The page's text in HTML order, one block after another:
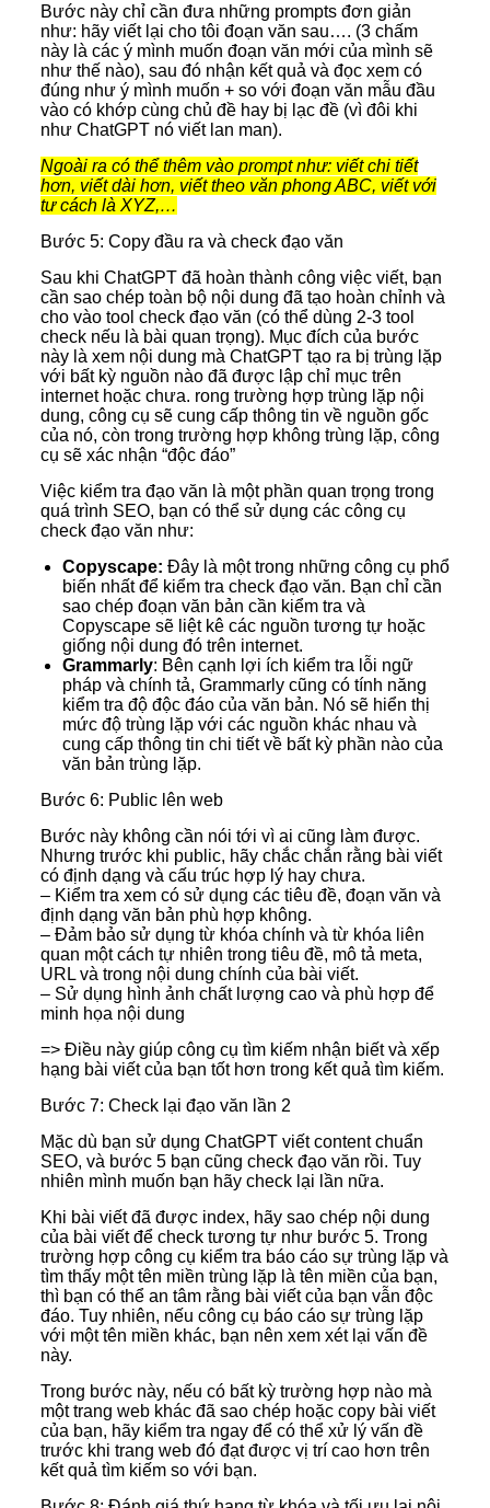
Bước này chỉ cần đưa những prompts đơn giản
như: hãy viết lại cho tôi đoạn văn sau…. (3 chấm
này là các ý mình muốn đoạn văn mới của mình sẽ
như thế nào), sau đó nhận kết quả và đọc xem có
đúng như ý mình muốn + so với đoạn văn mẫu đầu
vào có khớp cùng chủ đề hay bị lạc đề (vì đôi khi
như ChatGPT nó viết lan man).
Ngoài ra có thể thêm vào prompt như: viết chi tiết
hơn, viết dài hơn, viết theo văn phong ABC, viết với
tư cách là XYZ,…
Bước 5: Copy đầu ra và check đạo văn
Sau khi ChatGPT đã hoàn thành công việc viết, bạn
cần sao chép toàn bộ nội dung đã tạo hoàn chỉnh và
cho vào tool check đạo văn (có thể dùng 2-3 tool
check nếu là bài quan trọng). Mục đích của bước
này là xem nội dung mà ChatGPT tạo ra bị trùng lặp
với bất kỳ nguồn nào đã được lập chỉ mục trên
internet hoặc chưa. rong trường hợp trùng lặp nội
dung, công cụ sẽ cung cấp thông tin về nguồn gốc
của nó, còn trong trường hợp không trùng lặp, công
cụ sẽ xác nhận “độc đáo”
Việc kiểm tra đạo văn là một phần quan trọng trong
quá trình SEO, bạn có thể sử dụng các công cụ
check đạo văn như:
Copyscape: Đây là một trong những công cụ phổ
biến nhất để kiểm tra check đạo văn. Bạn chỉ cần
sao chép đoạn văn bản cần kiểm tra và
Copyscape sẽ liệt kê các nguồn tương tự hoặc
giống nội dung đó trên internet.
Grammarly: Bên cạnh lợi ích kiểm tra lỗi ngữ
pháp và chính tả, Grammarly cũng có tính năng
kiểm tra độ độc đáo của văn bản. Nó sẽ hiển thị
mức độ trùng lặp với các nguồn khác nhau và
cung cấp thông tin chi tiết về bất kỳ phần nào của
văn bản trùng lặp.
Bước 6: Public lên web
Bước này không cần nói tới vì ai cũng làm được.
Nhưng trước khi public, hãy chắc chắn rằng bài viết
có định dạng và cấu trúc hợp lý hay chưa.
– Kiểm tra xem có sử dụng các tiêu đề, đoạn văn và
định dạng văn bản phù hợp không.
– Đảm bảo sử dụng từ khóa chính và từ khóa liên
quan một cách tự nhiên trong tiêu đề, mô tả meta,
URL và trong nội dung chính của bài viết.
– Sử dụng hình ảnh chất lượng cao và phù hợp để
minh họa nội dung
=> Điều này giúp công cụ tìm kiếm nhận biết và xếp
hạng bài viết của bạn tốt hơn trong kết quả tìm kiếm.
Bước 7: Check lại đạo văn lần 2
Mặc dù bạn sử dụng ChatGPT viết content chuẩn
SEO, và bước 5 bạn cũng check đạo văn rồi. Tuy
nhiên mình muốn bạn hãy check lại lần nữa.
Khi bài viết đã được index, hãy sao chép nội dung
của bài viết để check tương tự như bước 5. Trong
trường hợp công cụ kiểm tra báo cáo sự trùng lặp và
tìm thấy một tên miền trùng lặp là tên miền của bạn,
thì bạn có thể an tâm rằng bài viết của bạn vẫn độc
đáo. Tuy nhiên, nếu công cụ báo cáo sự trùng lặp
với một tên miền khác, bạn nên xem xét lại vấn đề
này.
Trong bước này, nếu có bất kỳ trường hợp nào mà
một trang web khác đã sao chép hoặc copy bài viết
của bạn, hãy kiểm tra ngay để có thể xử lý vấn đề
trước khi trang web đó đạt được vị trí cao hơn trên
kết quả tìm kiếm so với bạn.